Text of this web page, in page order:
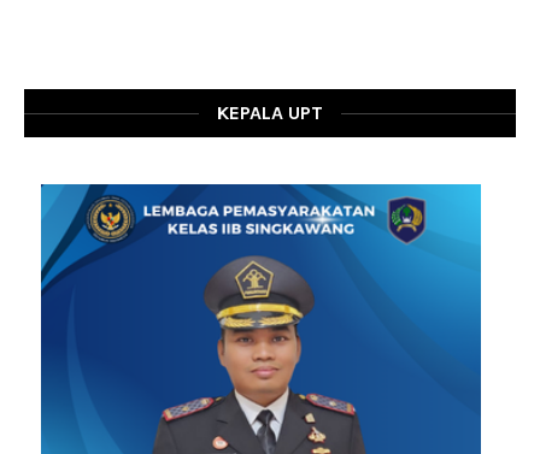
KEPALA UPT